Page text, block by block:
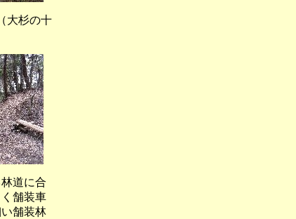
の十
道に合
舗装車
舗装林